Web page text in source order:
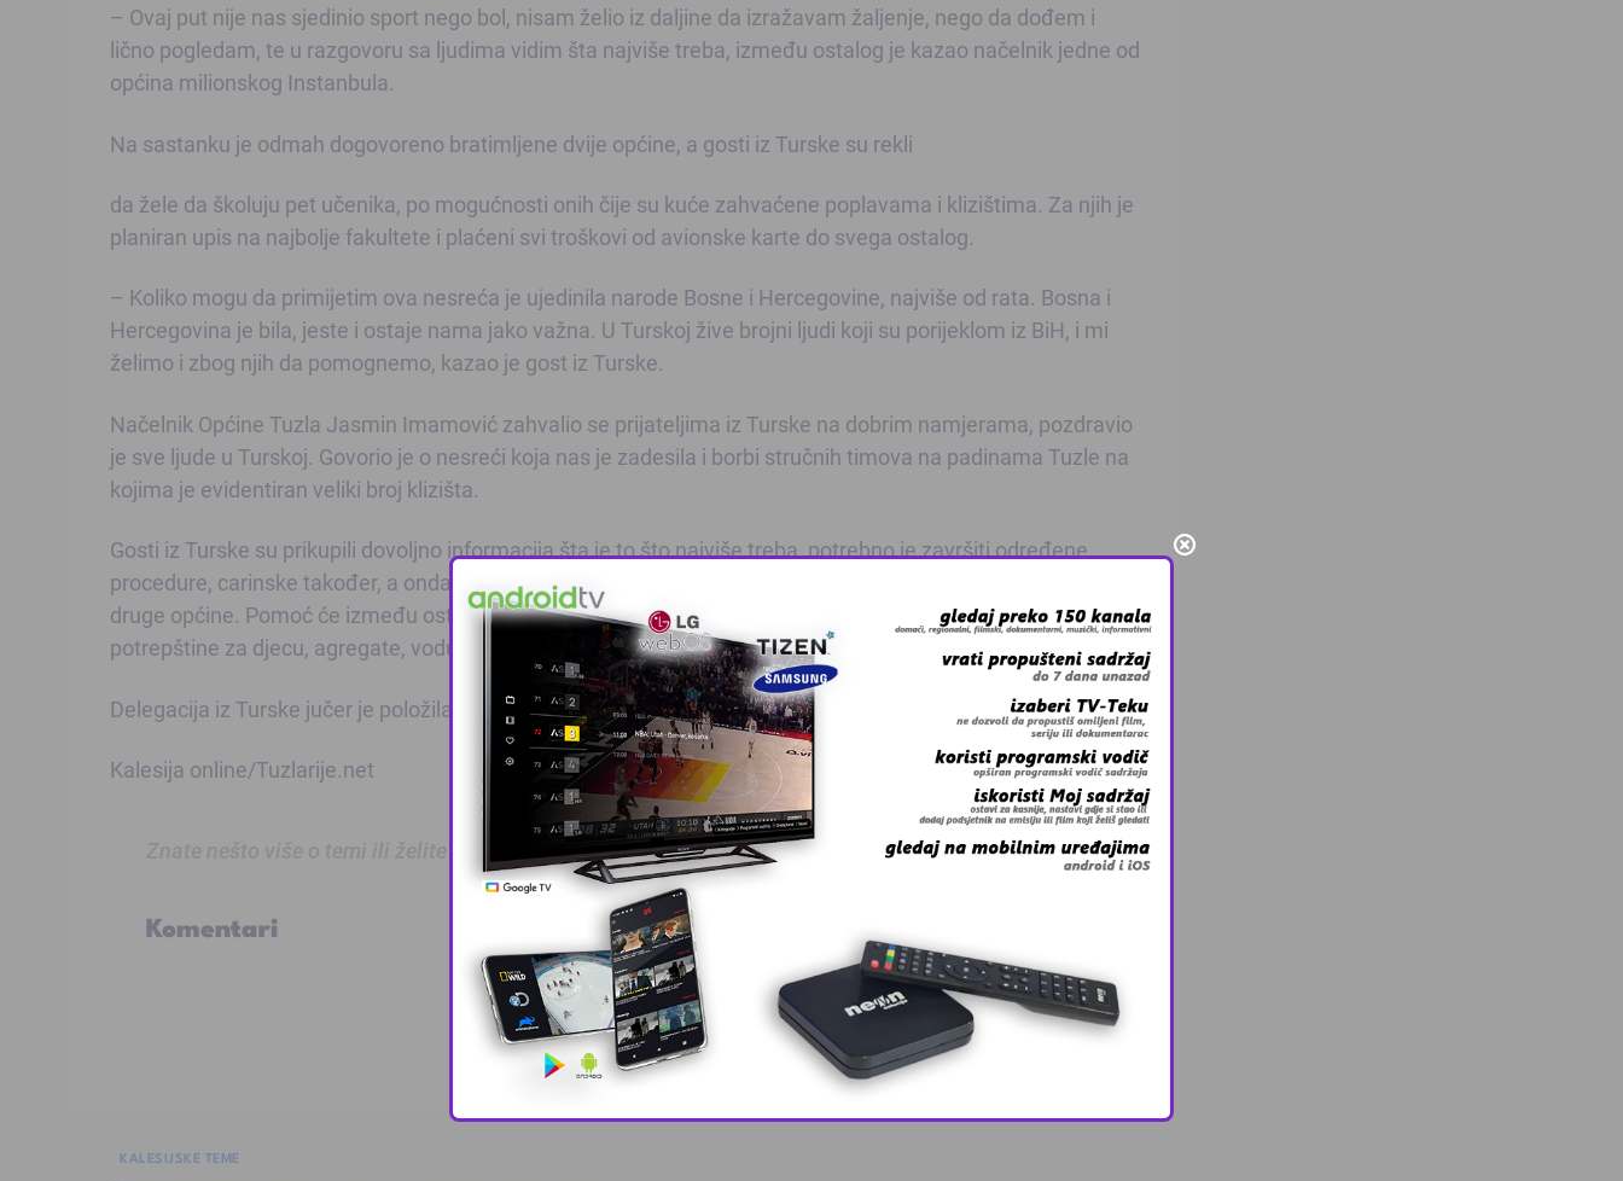
– Ovaj put nije nas sjedinio sport nego bol, nisam želio iz daljine da izražavam žaljenje, nego da dođem i
lično pogledam, te u razgovoru sa ljudima vidim šta najviše treba, između ostalog je kazao načelnik jedne od
općina milionskog Instanbula.
Na sastanku je odmah dogovoreno bratimljene dvije općine, a gosti iz Turske su rekli
da žele da školuju pet učenika, po mogućnosti onih čije su kuće zahvaćene poplavama i klizištima. Za njih je
planiran upis na najbolje fakultete i plaćeni svi troškovi od avionske karte do svega ostalog.
– Koliko mogu da primijetim ova nesreća je ujedinila narode Bosne i Hercegovine, najviše od rata. Bosna i
Hercegovina je bila, jeste i ostaje nama jako važna. U Turskoj žive brojni ljudi koji su porijeklom iz BiH, i mi
želimo i zbog njih da pomognemo, kazao je gost iz Turske.
Načelnik Općine Tuzla Jasmin Imamović zahvalio se prijateljima iz Turske na dobrim namjerama, pozdravio
je sve ljude u Turskoj. Govorio je o nesreći koja nas je zadesila i borbi stručnih timova na padinama Tuzle na
kojima je evidentiran veliki broj klizišta.
Gosti iz Turske su prikupili dovoljno informacija šta je to što najviše treba, potrebno je završiti određene
procedure, carinske također, a onda kreću šleperi do Tuzle odakle će se prema potrebi raspoređivati i u
druge općine. Pomoć će između ostalog sadržavati sredstva za dezinfekciju, sanitarni materijal, higijenske
potrepštine za djecu, agregate, vodu i drugo.
Delegacija iz Turske jučer je položila cvijeće na Kapiji, te izrazila žaljenje zbog ubijene mladosti Tuzle.
Kalesija online/Tuzlarije.net
Znate nešto više o temi ili želite prijaviti grešku u tekstu?
Komentari
KALESIJSKE TEME